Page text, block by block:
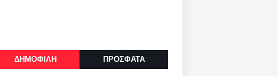
ΔΗΜΟΦΙΛΗ ΠΡΟΣΦΑΤΑ